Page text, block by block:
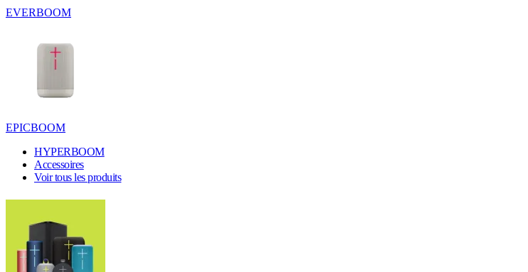
EVERBOOM
EPICBOOM
HYPERBOOM
Accessoires
Voir tous les produits